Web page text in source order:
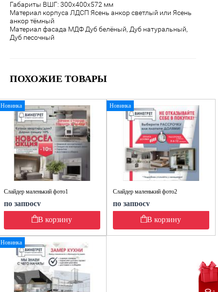
Габариты ВШГ: 300х400х572 мм
Материал корпуса ЛДСП Ясень анкор светлый или Ясень
анкор тёмный
Материал фасада МДФ Дуб белёный, Дуб натуральный,
Дуб песочный
ПОХОЖИЕ ТОВАРЫ
Новинка
Слайдер маленький фото1
по запросу
В корзину
Новинка
Слайдер маленький фото2
по запросу
В корзину
Новинка